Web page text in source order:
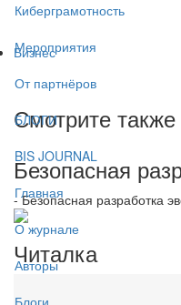
Киберграмотность
Мероприятия
От партнёров
БЛОГИ
BIS JOURNAL
Главная
О журнале
Авторы
Блоги
Бизнес
Смотрите также
Безопасная
- Безопасная разработка
Читалка